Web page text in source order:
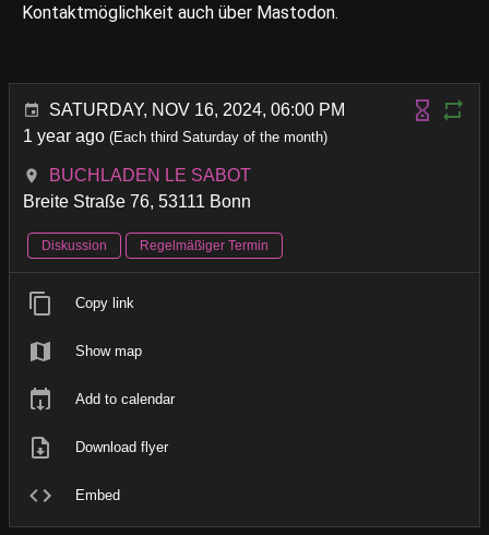
Kontaktmöglichkeit auch über Mastodon.
SATURDAY, NOV 16, 2024, 06:00 PM
1 year ago (Each third Saturday of the month)
BUCHLADEN LE SABOT
Breite Straße 76, 53111 Bonn
Diskussion Regelmäßiger Termin
Copy link
Show map
Add to calendar
Download flyer
Embed